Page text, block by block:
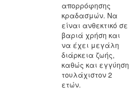
απορρόφησης
κραδασμών. Να
είναι ανθεκτικό σε
βαριά χρήση και
να έχει μεγάλη
διάρκεια ζωής,
καθώς και εγγύηση
τουλάχιστον 2
ετών.